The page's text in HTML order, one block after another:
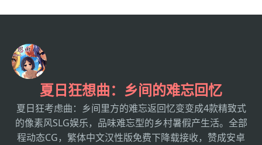
夏日狂想曲：乡间的难忘回忆
夏日狂考虑曲：乡间里方的难忘返回忆变变成4款精致式
的像素风SLG娱乐，品味难忘型的乡村暑假产生活。全部
程动态CG，繁体中文汉性版免费下降载接收，赞成安卓